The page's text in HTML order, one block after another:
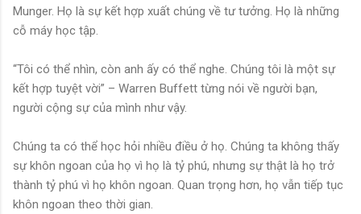
Munger. Họ là sự kết hợp xuất chúng về tư tưởng. Họ là những
cỗ máy học tập.
“Tôi có thể nhìn, còn anh ấy có thể nghe. Chúng tôi là một sự
kết hợp tuyệt vời” – Warren Buffett từng nói về người bạn,
người cộng sự của mình như vậy.
Chúng ta có thể học hỏi nhiều điều ở họ. Chúng ta không thấy
sự khôn ngoan của họ vì họ là tỷ phú, nhưng sự thật là họ trở
thành tỷ phú vì họ khôn ngoan. Quan trọng hơn, họ vẫn tiếp tục
khôn ngoan theo thời gian.